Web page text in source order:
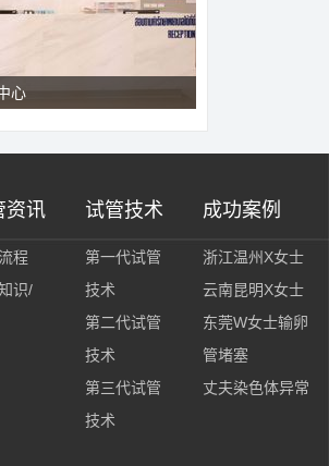
心
资讯
程
识/
试管技术
第一代试管
技术
第二代试管
技术
第三代试管
技术
成功案例
浙江温州X女士
云南昆明X女士
东莞W女士输卵
管堵塞
丈夫染色体异常